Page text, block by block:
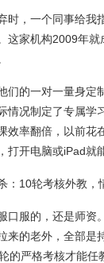
时，一个同事给我
这家机构2009年
们的一对一量身定
情况制定了专属学
效率翻倍，以前花
打开电脑或iPad就
：10轮考核外教，
口服的，还是师资
来的老外，全部是
的严格考核才能任